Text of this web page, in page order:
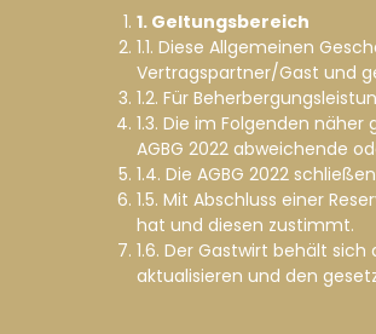
1. Geltungsbereich
1.1. Diese Allgemeinen
Vertragspartner/Gast und
1.2. Für
1.3. Die im Folgenden
AGBG 2022 abweichende
1.4. Die AGBG 2022
1.5. Mit Abschluss einer
hat und diesen zustimmt.
1.6. Der Gastwirt behält
aktualisieren und den